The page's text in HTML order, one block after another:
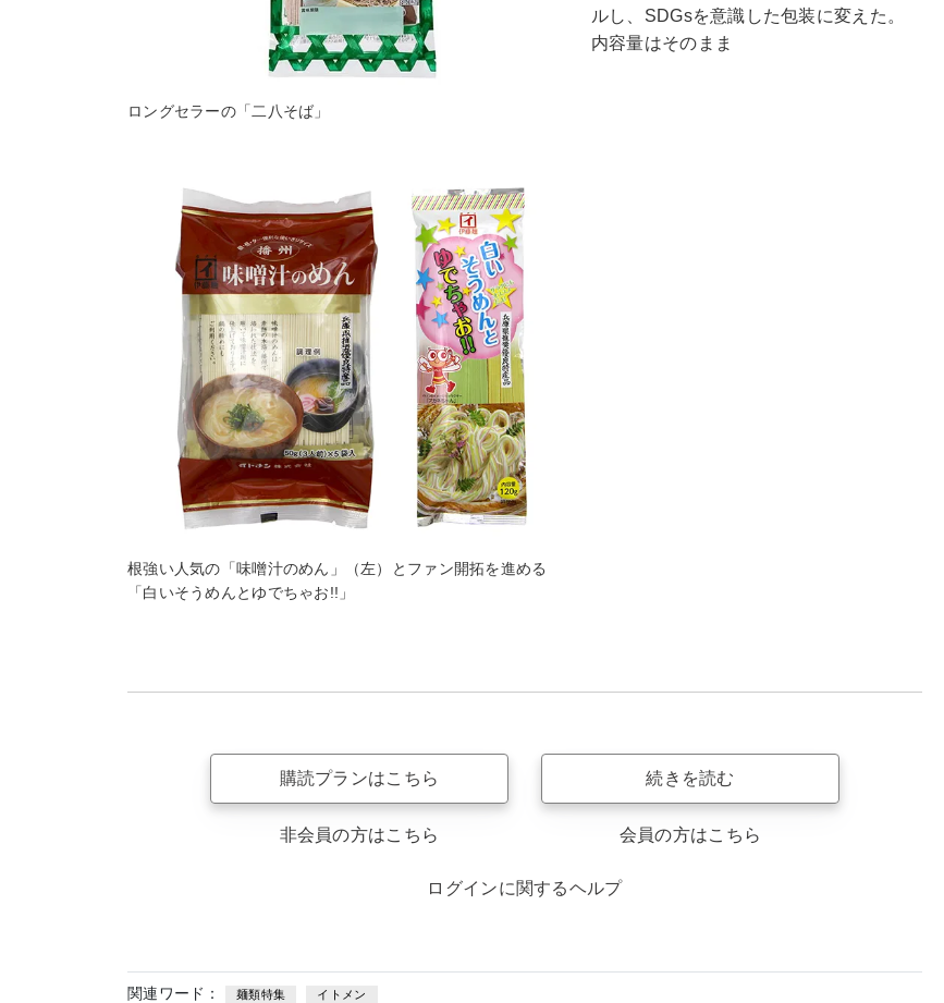
ロングセラーの「二八そば」
根強い人気の「味噌汁のめん」（左）とファン開拓を進める
「白いそうめんとゆでちゃお!!」
ルし、SDGsを意識した包装に変えた。
内容量はそのまま
購読プランはこちら
非会員の方はこちら
続きを読む
会員の方はこちら
ログインに関するヘルプ
関連ワード： 麺類特集 イトメン